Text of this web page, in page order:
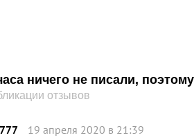
ничего не писали,
отзывов
19 апреля 2020 в 21:39